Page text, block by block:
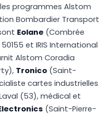
programmes Alstom
Bombardier Transport
Eolane (Combrée
et IRIS International
Alstom Coradia
Tronico (Saint-
cartes industrielles
(53), médical et
(Saint-Pierre-